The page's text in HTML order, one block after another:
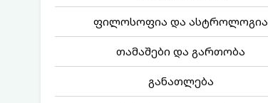
ფილოსოფია და ასტროლოგია
თამაშები და გართობა
განათლება